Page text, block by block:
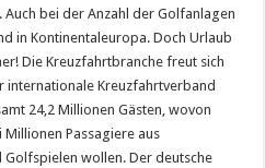
bei der Anzahl der Golfanlagen
in Kontinentaleuropa. Doch Urlaub
Die Kreuzfahrtbranche freut sich
internationale Kreuzfahrtverband
24,2 Millionen Gästen, wovon
Millionen Passagiere aus
wollen. Der deutsche